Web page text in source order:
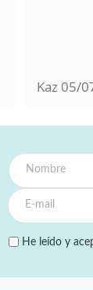
Kaz 05/
He leído y